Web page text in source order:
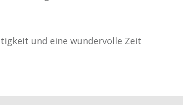
und eine wundervolle Zeit